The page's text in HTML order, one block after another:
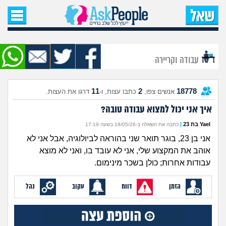
עמוד הבית
שאל שאלה
שאלות חדשות
שאלות שעוררו עניין
עצות חדשות
מה קורה כאן?
מתחם הטיפים
מדורים
עבודה וקריירה
18778 אנשים צפו, 2 כתבו עצות, ו-11 דרגו את העצות.
איך אני יכול למצוא עבודה טובה?
Yael בת 23 | כתבה את השאלה ב-18/05/26 בשעה 17:19
אני בן 23, בוגר תואר שני בהוראה לביולוגיה, אבל אני לא
אוהב את המקצוע שלי, אני לא עובד בו, ואני לא מוצא
עבודות אחרות; כולן בשכר מינימום.
הזמן דווח עקוב נהל